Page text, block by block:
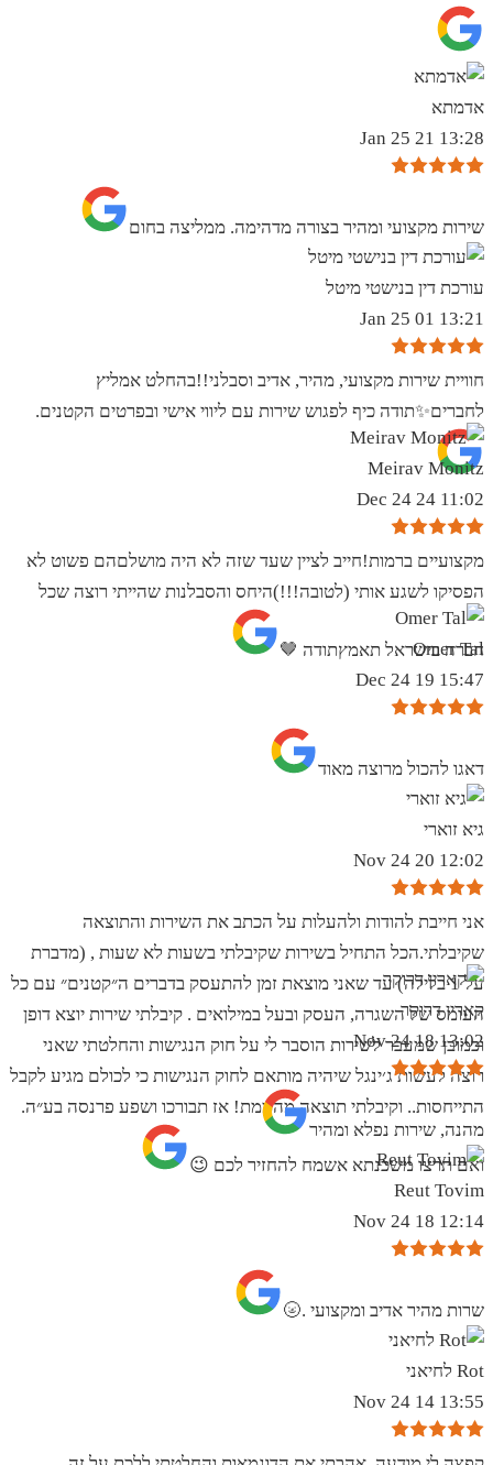
אדמתא
13:28 21 Jan 25
שירות מקצועי ומהיר בצורה מדהימה. ממליצה בחום
עורכת דין בנישטי מיטל
13:21 01 Jan 25
חוויית שירות מקצועי, מהיר, אדיב וסבלני!!בהחלט אמליץ
לחברים✨️תודה כיף לפגוש שירות עם ליווי אישי ובפרטים הקטנים.
Meirav Monitz
11:02 24 Dec 24
מקצועיים ברמות!חייב לציין שעד שזה לא היה מושלםהם פשוט לא
הפסיקו לשגע אותי (לטובה!!!)היחס והסבלנות שהייתי רוצה שכל
חברה בישראל תאמץתודה 🤎
Omer Tal
15:47 19 Dec 24
‏דאגו להכול מרוצה מאוד
גיא זוארי
12:02 20 Nov 24
אני חייבת להודות ולהעלות על הכתב את השירות והתוצאה
שקיבלתי.הכל התחיל בשירות שקיבלתי בשעות לא שעות , (מדברת
על 1 בלילה) עד שאני מוצאת זמן להתעסק בדברים ה״קטנים״ עם כל
העומס של השגרה, העסק ובעל במילואים . קיבלתי שירות יוצא דופן
וכמובן שמעבר לשירות הוסבר לי על חוק הנגישות והחלטתי שאני
רוצה לעשות ג׳ינגל שיהיה מותאם לחוק הנגישות כי לכולם מגיע לקבל
התייחסות.. וקיבלתי תוצאה מהממת! אז תבורכו ושפע פרנסה בע״ה.
ואם תרצו משכנתא אשמח להחזיר לכם 😉
קארין דרוקר
13:02 18 Nov 24
מהנה, שירות נפלא ומהיר
Reut Tovim
12:14 18 Nov 24
שרות מהיר אדיב ומקצועי .🌝
Rot לחיאני
13:55 14 Nov 24